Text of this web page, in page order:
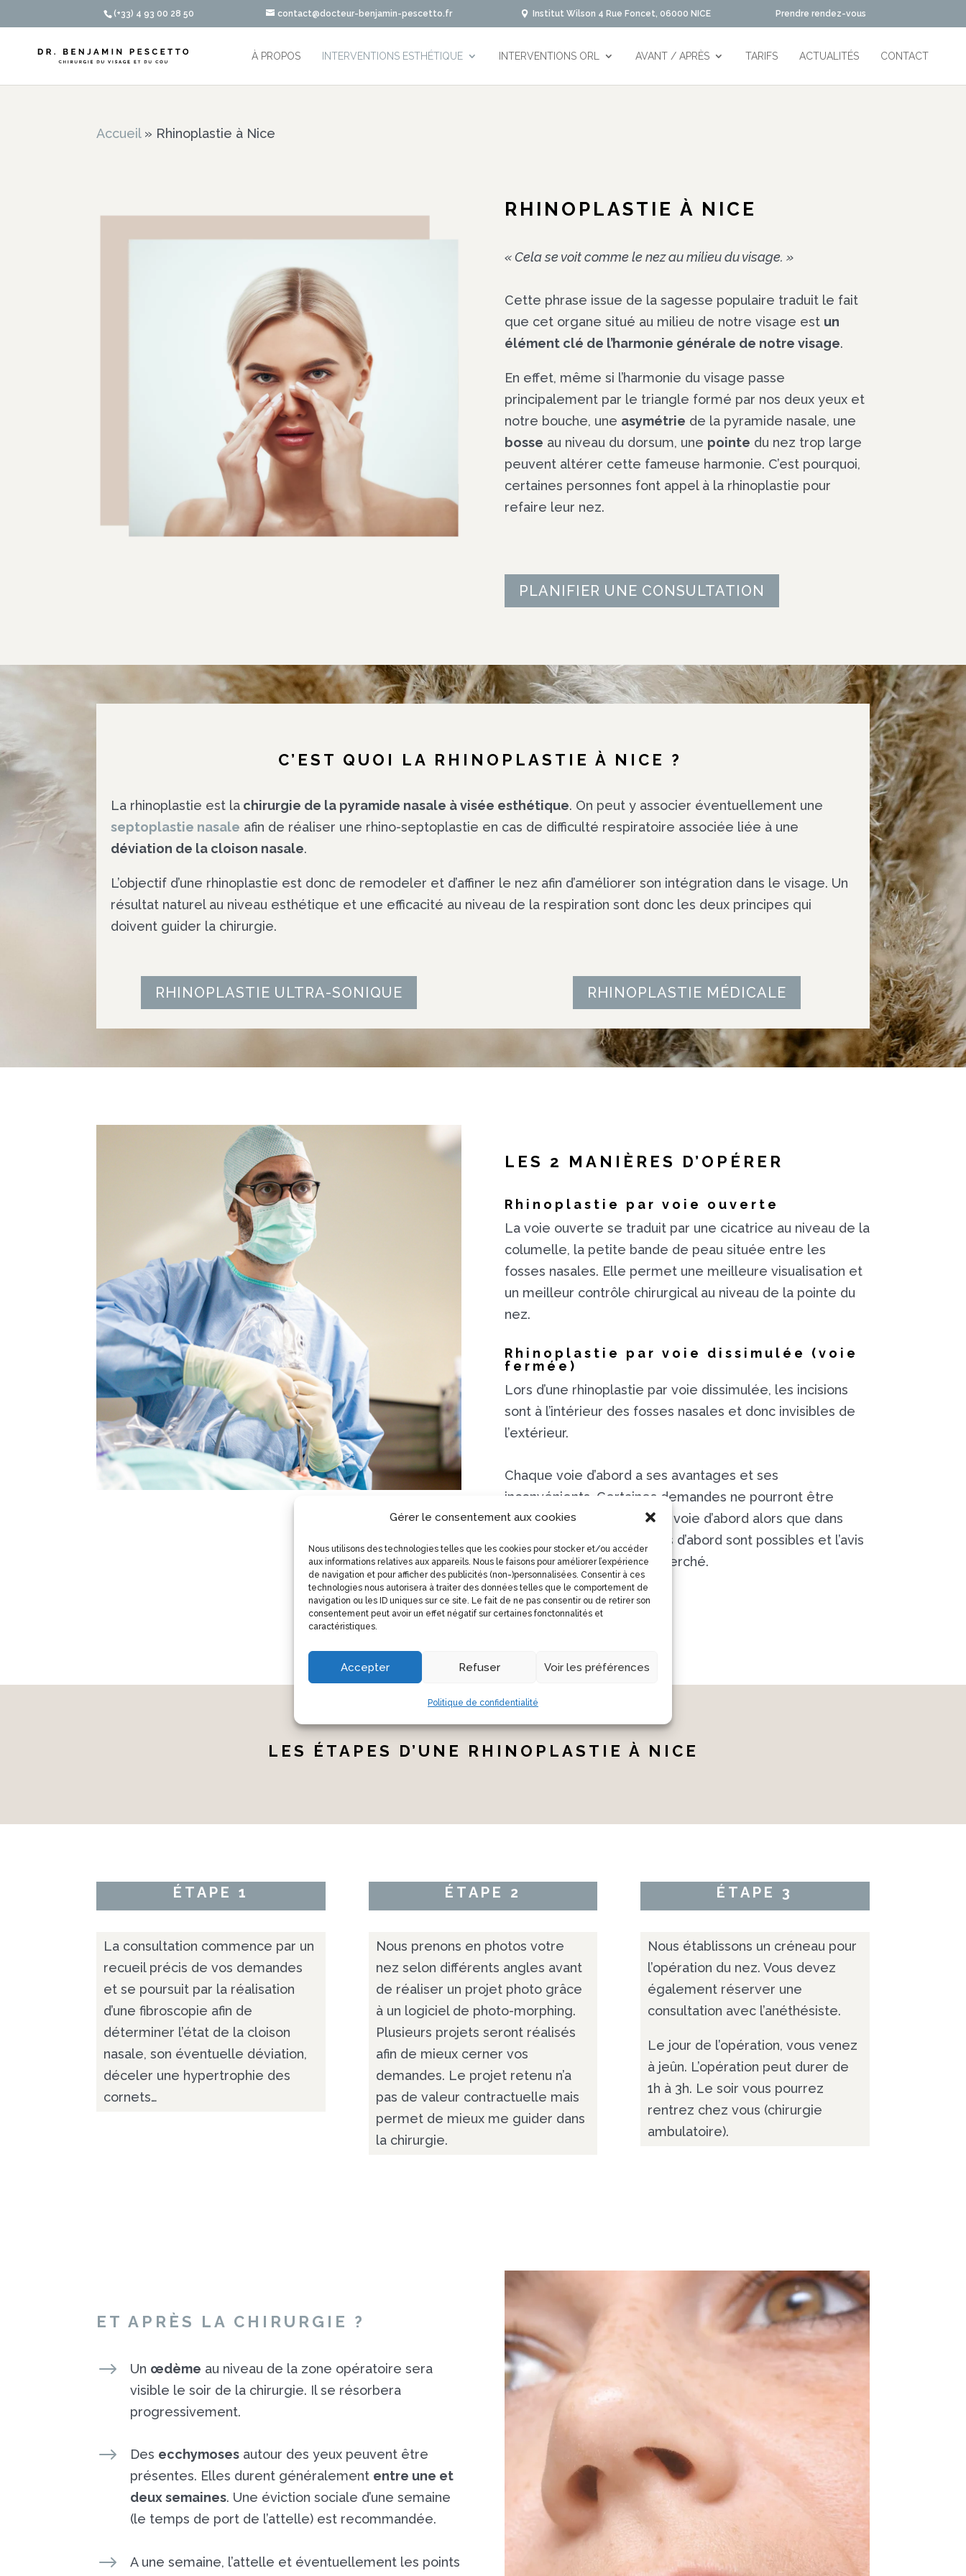
Gérer le consentement aux cookies
Nous utilisons des technologies telles que les cookies pour stocker et/ou accéder
aux informations relatives aux appareils. Nous le faisons pour améliorer l’expérience
de navigation et pour afficher des publicités (non-)personnalisées. Consentir à ces
technologies nous autorisera à traiter des données telles que le comportement de
navigation ou les ID uniques sur ce site. Le fait de ne pas consentir ou de retirer son
consentement peut avoir un effet négatif sur certaines fonctonnalités et
caractéristiques.
Accepter Refuser Voir les préférences
Politique de confidentialité
Institut Wilson 4 Rue Foncet, 06000 NICE Prendre rendez-vous
(+33) 4 93 00 28 50 contact@docteur-benjamin-pescetto.fr
À PROPOS INTERVENTIONS ESTHÉTIQUE INTERVENTIONS ORL AVANT / APRÈS TARIFS ACTUALITÉS CONTACT
Accueil» Rhinoplastie à Nice
RHINOPLASTIE À NICE
« Cela se voit comme le nez au milieu du visage. »
Cette phrase issue de la sagesse populaire traduit le fait
que cet organe situé au milieu de notre visage est un
élément clé de l’harmonie générale de notre visage.
En effet, même si l’harmonie du visage passe
principalement par le triangle formé par nos deux yeux et
notre bouche, une asymétrie de la pyramide nasale, une
bosse au niveau du dorsum, une pointe du nez trop large
peuvent altérer cette fameuse harmonie. C’est pourquoi,
certaines personnes font appel à la rhinoplastie pour
refaire leur nez.
PLANIFIER UNE CONSULTATION
C’EST QUOI LA RHINOPLASTIE À NICE ?
La rhinoplastie est la chirurgie de la pyramide nasale à visée esthétique. On peut y associer éventuellement une
septoplastie nasale afin de réaliser une rhino-septoplastie en cas de difficulté respiratoire associée liée à une
déviation de la cloison nasale.
L’objectif d’une rhinoplastie est donc de remodeler et d’affiner le nez afin d’améliorer son intégration dans le visage. Un
résultat naturel au niveau esthétique et une efficacité au niveau de la respiration sont donc les deux principes qui
doivent guider la chirurgie.
RHINOPLASTIE ULTRA-SONIQUE RHINOPLASTIE MÉDICALE
LES 2 MANIÈRES D’OPÉRER
Rhinoplastie par voie ouverte
La voie ouverte se traduit par une cicatrice au niveau de la
columelle, la petite bande de peau située entre les
fosses nasales. Elle permet une meilleure visualisation et
un meilleur contrôle chirurgical au niveau de la pointe du
nez.
Rhinoplastie par voie dissimulée (voie
fermée)
Lors d’une rhinoplastie par voie dissimulée, les incisions
sont à l’intérieur des fosses nasales et donc invisibles de
l’extérieur.
Chaque voie d’abord a ses avantages et ses
inconvénients. Certaines demandes ne pourront être
traitées que par une seule voie d’abord alors que dans
d’autres cas, les deux voies d’abord sont possibles et l’avis
du patient devra être recherché.
PRENDRE RDV
LES ÉTAPES D’UNE RHINOPLASTIE À NICE
ÉTAPE 1
La consultation commence par un
recueil précis de vos demandes
et se poursuit par la réalisation
d’une fibroscopie afin de
déterminer l’état de la cloison
nasale, son éventuelle déviation,
déceler une hypertrophie des
cornets…
ÉTAPE 2
Nous prenons en photos votre
nez selon différents angles avant
de réaliser un projet photo grâce
à un logiciel de photo-morphing.
Plusieurs projets seront réalisés
afin de mieux cerner vos
demandes. Le projet retenu n’a
pas de valeur contractuelle mais
permet de mieux me guider dans
la chirurgie.
ÉTAPE 3
Nous établissons un créneau pour
l’opération du nez. Vous devez
également réserver une
consultation avec l’anéthésiste.
Le jour de l’opération, vous venez
à jeûn. L’opération peut durer de
1h à 3h. Le soir vous pourrez
rentrez chez vous (chirurgie
ambulatoire).
ET APRÈS LA CHIRURGIE ?
$ Un œdème au niveau de la zone opératoire sera
visible le soir de la chirurgie. Il se résorbera
progressivement.
$ Des ecchymoses autour des yeux peuvent être
présentes. Elles durent généralement entre une et
deux semaines. Une éviction sociale d’une semaine
(le temps de port de l’attelle) est recommandée.
$
A une semaine, l’attelle et éventuellement les points